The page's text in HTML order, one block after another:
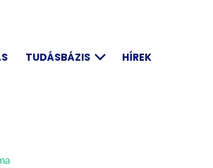
TUDÁSBÁZIS HÍREK